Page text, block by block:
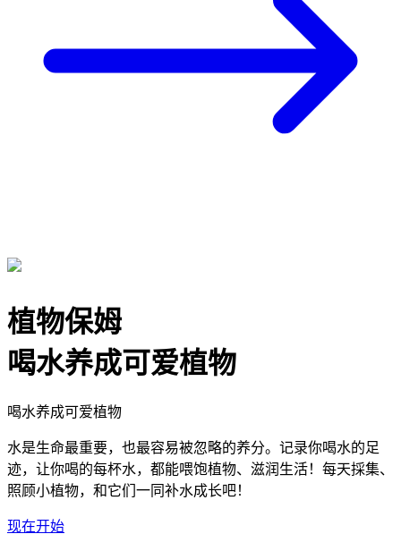
植物保姆
喝水养成可爱植物
喝水养成可爱植物
水是生命最重要，也最容易被忽略的养分。记录你喝水的足
迹，让你喝的每杯水，都能喂饱植物、滋润生活！每天採集、
照顾小植物，和它们一同补水成长吧！
现在开始